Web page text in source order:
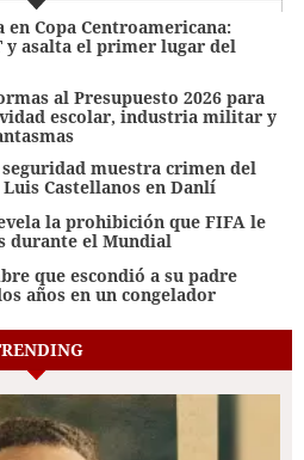
Copa Centroamericana:
y asalta el primer lugar del
al Presupuesto 2026 para
escolar, industria militar y
muestra crimen del
Castellanos en Danlí
la prohibición que FIFA le
durante el Mundial
que escondió a su padre
años en un congelador